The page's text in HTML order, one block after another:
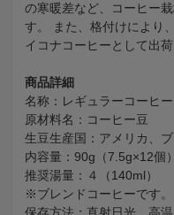
の寒暖差など、コーヒー
す。 また、格付けにより
イコナコーヒーとして出
商品詳細
名称：レギュラーコーヒー
原材料名：コーヒー豆
生豆生産国：アメリカ、
内容量：90g（7.5g×12個
推奨湯量：４（140ml）
※ブレンドコーヒーです。